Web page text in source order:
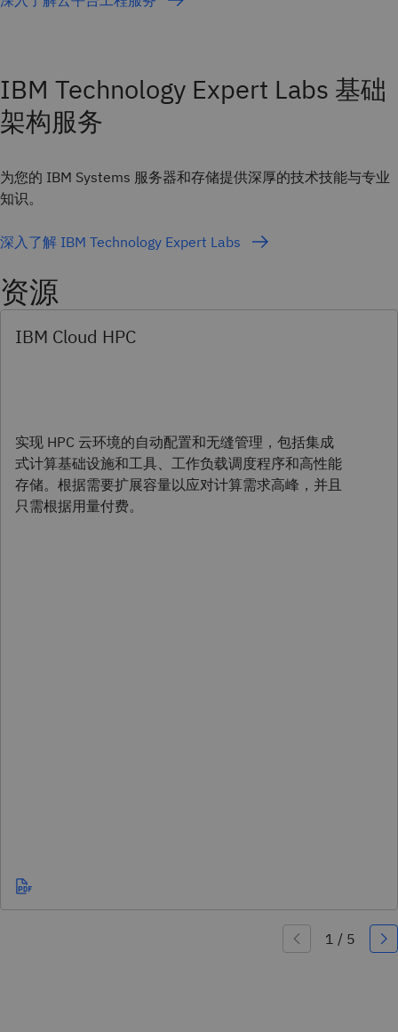
IBM Technology Expert Labs 基础
架构服务
为您的 IBM Systems 服务器和存储提供深厚的技术技能与专业
知识。
深入了解 IBM Technology Expert Labs
资源
IBM Cloud HPC
实现 HPC 云环境的自动配置和无缝管理，包括集成
式计算基础设施和工具、工作负载调度程序和高性能
存储。根据需要扩展容量以应对计算需求高峰，并且
只需根据用量付费。